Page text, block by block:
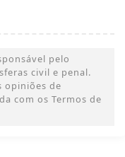
pelo
civil e penal.
opiniões de
com os Termos de